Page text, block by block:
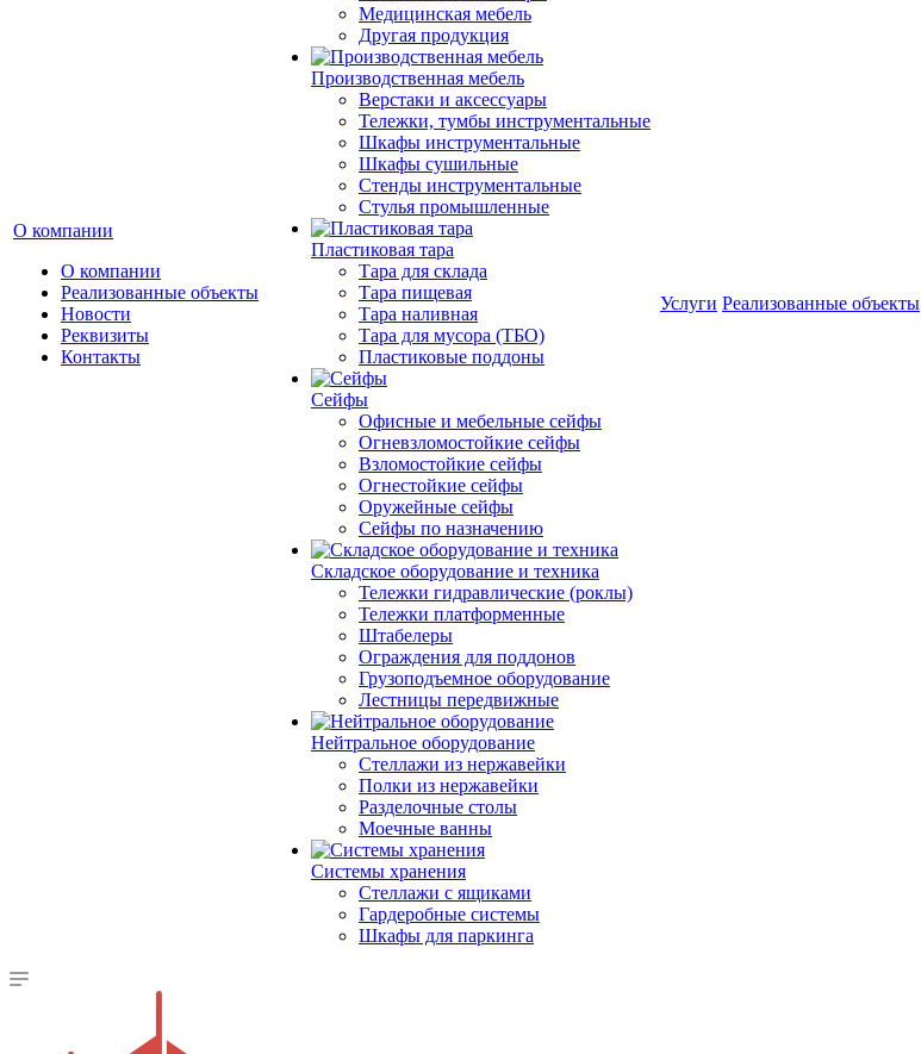
О компании
О компании
Реализованные объекты
Новости
Реквизиты
Контакты
Медицинская мебель
Другая продукция
Производственная мебель
Верстаки и аксессуары
Тележки, тумбы инструментальные
Шкафы инструментальные
Шкафы сушильные
Стенды инструментальные
Cтулья промышленные
Пластиковая тара
Тара для склада
Тара пищевая
Тара наливная
Тара для мусора (ТБО)
Пластиковые поддоны
Сейфы
Офисные и мебельные сейфы
Огневзломостойкие сейфы
Взломостойкие сейфы
Огнестойкие сейфы
Оружейные сейфы
Сейфы по назначению
Складское оборудование и техника
Тележки гидравлические (роклы)
Тележки платформенные
Штабелеры
Ограждения для поддонов
Грузоподъемное оборудование
Лестницы передвижные
Нейтральное оборудование
Стеллажи из нержавейки
Полки из нержавейки
Разделочные столы
Моечные ванны
Системы хранения
Стеллажи с ящиками
Гардеробные системы
Шкафы для паркинга
Услуги Реализованные объекты